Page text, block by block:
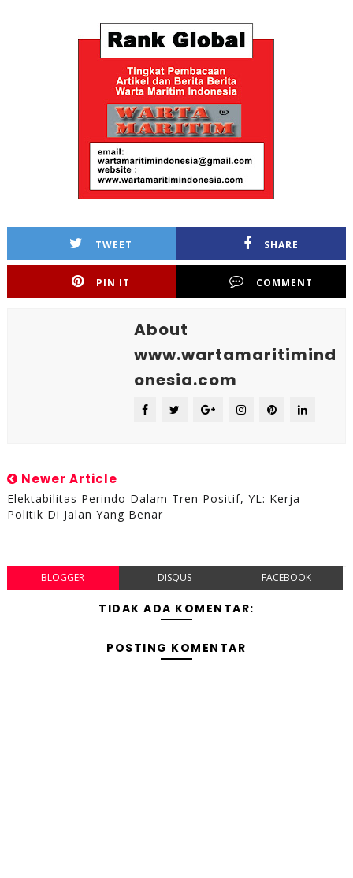
TWEET SHARE
PIN IT COMMENT
About
www.wartamaritimind
onesia.com
Newer Article
Elektabilitas Perindo Dalam Tren Positif, YL: Kerja
Politik Di Jalan Yang Benar
BLOGGER DISQUS FACEBOOK
TIDAK ADA KOMENTAR:
POSTING KOMENTAR